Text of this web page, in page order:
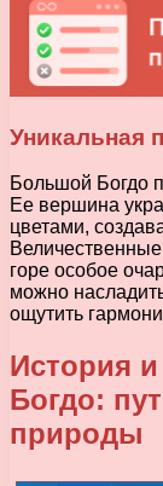
Уникальная
Большой Богдо
Ее вершина
цветами,
горе особое
можно
ощутить
История
Богдо:
природы